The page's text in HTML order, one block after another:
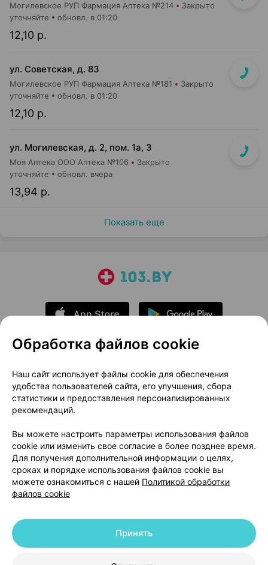
Могилевское РУП Фармация Аптека №214 Закрыто
12,10 р.
уточняйте обновл. в 01:20
ул. Советская, д. 83
Могилевское РУП Фармация Аптека №181 Закрыто
12,10 р.
уточняйте обновл. в 01:20
ул. Могилевская, д. 2, пом. 1а, 3
Моя Аптека ООО Аптека №106 Закрыто
13,94 р.
уточняйте обновл. вчера
Показать еще
О проекте
Новости проекта
Размещение рекламы
Медицинский маркетинг
Публичный договор
Доставка
Способы оплаты
Вакансии
Партнеры
Написать руководителю 103.by
Написать в поддержку
Персональные настройки Cookie
© 2026 ООО «Артокс Лаб», УНП 191700409 | 220012, Республика Беларусь,
+375 291212755
Обработка файлов cookie
Наш сайт использует файлы cookie для обеспечения
удобства пользователей сайта, его улучшения, сбора
статистики и предоставления персонализированных
рекомендаций.
Вы можете настроить параметры использования файлов
cookie или изменить свое согласие в более позднее время.
Для получения дополнительной информации о целях,
сроках и порядке использования файлов cookie вы
можете ознакомиться с нашей Политикой обработки
файлов cookie
Принять